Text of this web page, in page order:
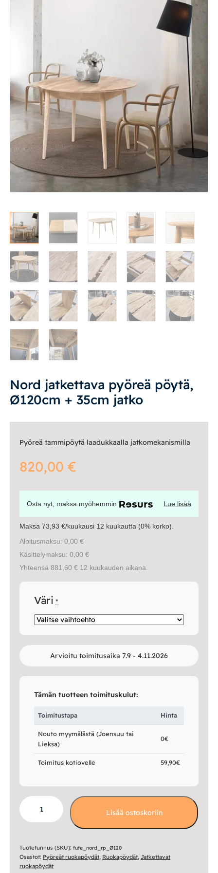
Mekanismituolit
Makuuhuone
Pöydät ja tuolit
Säilytys
Työpöydät ja työtuolit
Matot
Ulkokalusteet
Vuodesohvat
Senioreille
Oma tili Yhteystiedot |Ostoskori
Nord jatkettava pyöreä pöytä,
Ø120cm + 35cm jatko
Pyöreä tammipöytä laadukkaalla jatkomekanismilla
820,00 €
Osta nyt, maksa myöhemmin Lue lisää
Maksa 73,93 €/kuukausi 12 kuukautta (0% korko).
Aloitusmaksu: 0,00 €
Käsittelymaksu: 0,00 €
Yhteensä 881,60 € 12 kuukauden aikana.
Väri *
Arvioitu toimitusaika 7.9 - 4.11.2026
Tämän tuotteen toimituskulut:
Toimitustapa Hinta
Nouto myymälästä (Joensuu tai
Lieksa)
0€
Toimitus kotiovelle 59,90€
Nord
jatkettava
pyöreä
Ø120cm
+
Lisää ostoskoriin
Tuotetunnus (SKU): fute_nord_rp_Ø120
Osastot: Pyöreät ruokapöydät, Ruokapöydät, Jatkettavat
ruokapöydät